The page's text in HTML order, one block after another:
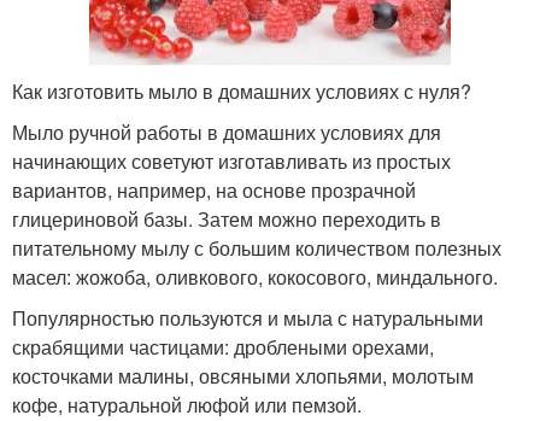
Как изготовить мыло в домашних условиях с нуля?
Мыло ручной работы в домашних условиях для
начинающих советуют изготавливать из простых
вариантов, например, на основе прозрачной
глицериновой базы. Затем можно переходить в
питательному мылу с большим количеством полезных
масел: жожоба, оливкового, кокосового, миндального.
Популярностью пользуются и мыла с натуральными
скрабящими частицами: дроблеными орехами,
косточками малины, овсяными хлопьями, молотым
кофе, натуральной люфой или пемзой.